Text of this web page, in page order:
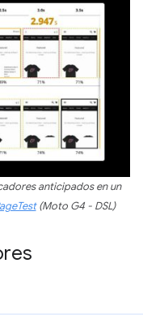
anticipados en un
(Moto G4 - DSL)